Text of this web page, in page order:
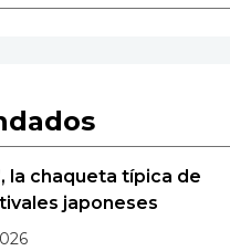
la chaqueta típica de
japoneses